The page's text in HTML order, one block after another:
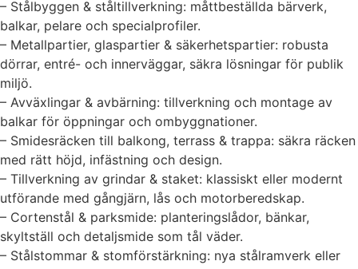
– Stålbyggen & ståltillverkning: måttbeställda bärverk,
balkar, pelare och specialprofiler.
– Metallpartier, glaspartier & säkerhetspartier: robusta
dörrar, entré- och innerväggar, säkra lösningar för publik
miljö.
– Avväxlingar & avbärning: tillverkning och montage av
balkar för öppningar och ombyggnationer.
– Smidesräcken till balkong, terrass & trappa: säkra räcken
med rätt höjd, infästning och design.
– Tillverkning av grindar & staket: klassiskt eller modernt
utförande med gångjärn, lås och motorberedskap.
– Cortenstål & parksmide: planteringslådor, bänkar,
skyltställ och detaljsmide som tål väder.
– Stålstommar & stomförstärkning: nya stålramverk eller